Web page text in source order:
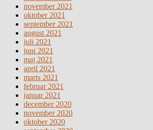
november 2021
oktober 2021
september 2021
august 2021
juli 2021
juni 2021
maj 2021
april 2021
marts 2021
februar 2021
januar 2021
december 2020
november 2020
oktober 2020